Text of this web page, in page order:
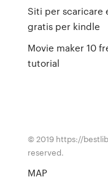
Siti per scaricare
gratis per kindle
Movie maker 10
tutorial
© 2019 https://
reserved.
MAP